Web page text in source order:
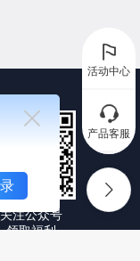
关注公众号
领取福利
活动中心
产品客服
顶部